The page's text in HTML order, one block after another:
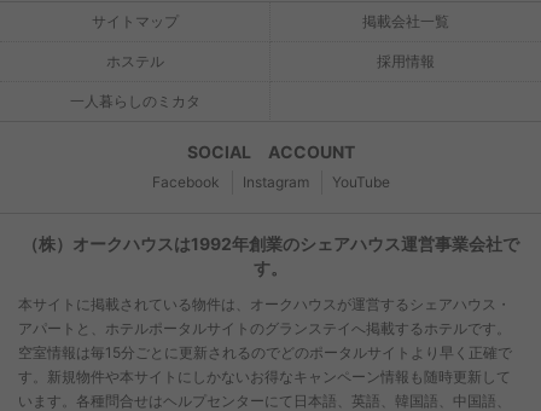
サイトマップ 掲載会社一覧
ホステル 採用情報
一人暮らしのミカタ
SOCIAL ACCOUNT
Facebook Instagram YouTube
（株）オークハウスは1992年創業のシェアハウス運営事業会社で
す。
本サイトに掲載されている物件は、オークハウスが運営するシェアハウス・
アパートと、ホテルポータルサイトのグランステイへ掲載するホテルです。
空室情報は毎15分ごとに更新されるのでどのポータルサイトより早く正確で
す。新規物件や本サイトにしかないお得なキャンペーン情報も随時更新して
います。各種問合せはヘルプセンターにて日本語、英語、韓国語、中国語、